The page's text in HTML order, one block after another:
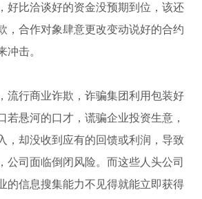
好比洽谈好的资金没预期到位，该还
，合作对象肆意更改变动说好的合约
冲击。
流行商业诈欺，诈骗集团利用包装好
若悬河的口才，谎骗企业投资生意，
，却没收到应有的回馈或利润，导致
公司面临倒闭风险。而这些人头公司
的信息搜集能力不见得就能立即获得